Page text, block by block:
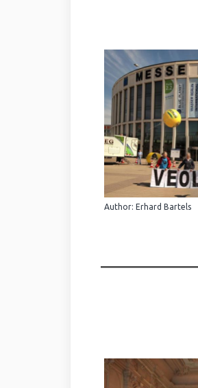
Author: Erhard Bartels